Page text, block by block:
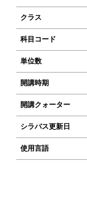
クラス
科目コード
単位数
開講時期
開講クォーター
シラバス更新日
使用言語